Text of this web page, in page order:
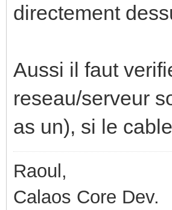
directement
Aussi il faut
reseau/serveur
as un), si le
Raoul,
Calaos Core Dev.